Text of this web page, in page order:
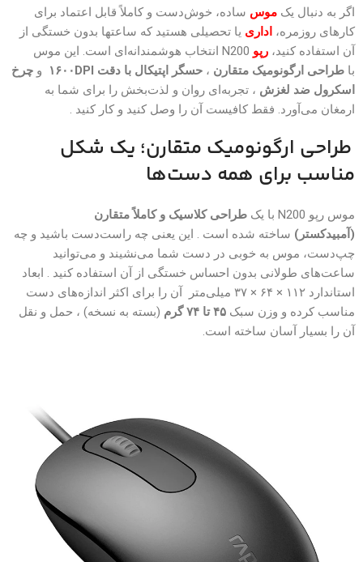
اگر به دنبال یک موس ساده، خوش‌دست و کاملاً قابل اعتماد برای
کارهای روزمره، اداری یا تحصیلی هستید که ساعتها بدون خستگی از
آن استفاده کنید، رپو
N200 انتخاب هوشمندانه‌ای است. این موس
با طراحی ارگونومیک متقارن ، حسگر اپتیکال با دقت ۱۶۰۰DPI و چرخ
اسکرول ضد لغزش ، تجربه‌ای روان و لذت‌بخش را برای شما به
ارمغان می‌آورد. فقط کافیست آن را وصل کنید و کار کنید .
طراحی ارگونومیک متقارن؛ یک شکل
مناسب برای همه دست‌ها
موس رپو N200 با یک
طراحی کلاسیک و کاملاً متقارن
(آمبیدکستر) ساخته شده است . این یعنی چه راست‌دست باشید و چه
چپ‌دست، موس به خوبی در دست شما می‌نشیند و می‌توانید
ساعت‌های طولانی بدون احساس خستگی از آن استفاده کنید . ابعاد
استاندارد ۱۱۲ × ۶۴ × ۳۷ میلی‌متر آن را برای اکثر اندازه‌های دست
مناسب کرده و وزن سبک ۴۵ تا ۷۴ گرم
(بسته به نسخه) ، حمل و نقل
آن را بسیار آسان ساخته است.